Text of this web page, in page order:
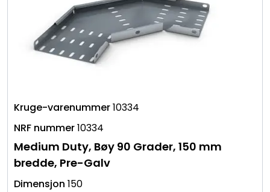
10334
10334
Medium Duty, Bøy 90 Grader, 150 mm
bredde, Pre-Galv
150